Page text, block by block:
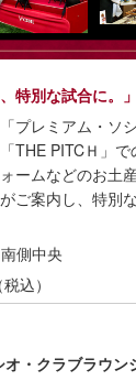
特別な試合に。」
プレミアム・ソ
THE PITCＨ」
ームなどのお土
ご案内し、特別
側中央
込）
オ・クラブラウン